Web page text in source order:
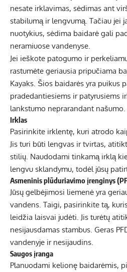
nesate irklavimas, sėdimas ant
stabilumą ir lengvumą. Tačiau jei
nuotykius, sėdima baidarė gali
neramiuose vandenyse.
Jei ieškote patogumo ir
rastumėte geriausia pripučiama
Kayaks. Šios baidarės yra puikus
pradedantiesiems ir patyrusiems
lankstumo neprarandant našumo.
Irklas
Pasirinkite irklentę, kuri atrodo
Jis turi būti lengvas ir tvirtas,
stilių. Naudodami tinkamą irklą
lengvu sklandymu, todėl jūsų
Asmeninis plūduriavimo įrenginys
Jūsų gelbėjimosi liemenė yra
vandens. Taigi, pasirinkite tą,
leidžia laisvai judėti. Jis turėtų
nesijausdamas stambus. Geras
vandenyje ir nesijaudins.
Saugos įranga
Planuodami kelionę baidarėmis,